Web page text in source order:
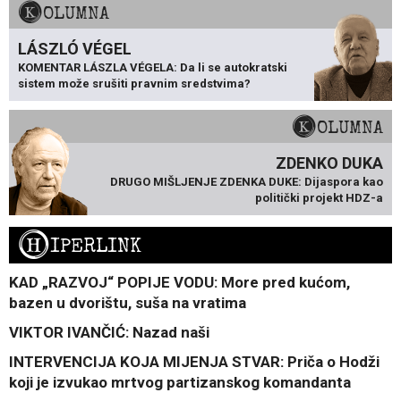
KOLUMNA
LÁSZLÓ VÉGEL
KOMENTAR LÁSZLA VÉGELA: Da li se autokratski
sistem može srušiti pravnim sredstvima?
KOLUMNA
ZDENKO DUKA
DRUGO MIŠLJENJE ZDENKA DUKE: Dijaspora kao
politički projekt HDZ-a
HIPERLINK
KAD „RAZVOJ“ POPIJE VODU: More pred kućom,
bazen u dvorištu, suša na vratima
VIKTOR IVANČIĆ: Nazad naši
INTERVENCIJA KOJA MIJENJA STVAR: Priča o Hodži
koji je izvukao mrtvog partizanskog komandanta